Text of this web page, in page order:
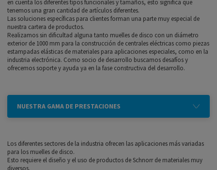
en cuenta los diferentes tipos funcionales y tamaños, esto significa que
tenemos una gran cantidad de artículos diferentes.
Las soluciones específicas para clientes forman una parte muy especial de
nuestra cartera de productos.
Realizamos sin dificultad alguna tanto muelles de disco con un diámetro
exterior de 1000 mm para la construcción de centrales eléctricas como piezas
estampadas elásticas de materiales para aplicaciones especiales, como en la
industria electrónica. Como socio de desarrollo buscamos desafíos y
ofrecemos soporte y ayuda ya en la fase constructiva del desarrollo.
NUESTRA GAMA DE PRESTACIONES
Los diferentes sectores de la industria ofrecen las aplicaciones más variadas
para los muelles de disco.
Esto requiere el diseño y el uso de productos de Schnorr de materiales muy
diversos.